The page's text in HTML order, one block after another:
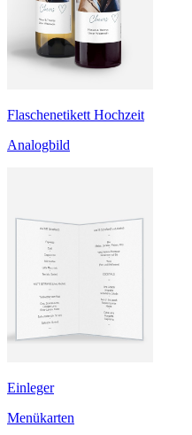
Flaschenetikett Hochzeit
Analogbild
Einleger
Menükarten